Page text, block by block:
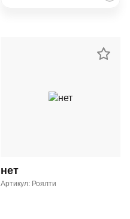
нет
Артикул: Роялти